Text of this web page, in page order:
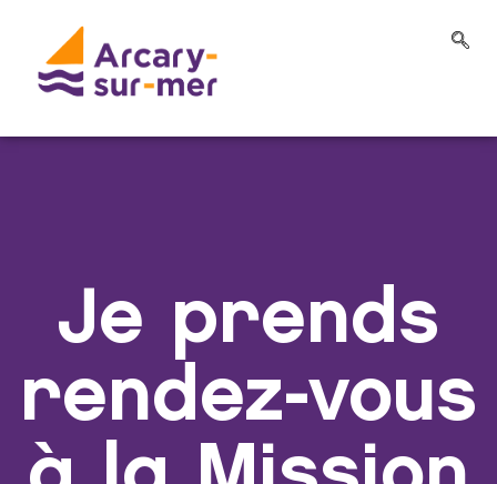
Je prends
rendez-vous